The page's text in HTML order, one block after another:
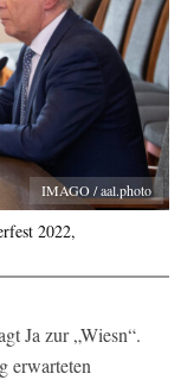
IMAGO / aal.photo
2022,
Ja zur „Wiesn“.
erwarteten